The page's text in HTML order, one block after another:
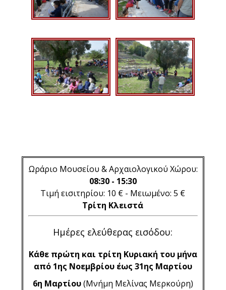
Ωράριο Μουσείου & Αρχαιολογικού Χώρου:
08:30 - 15:30
Τιμή εισιτηρίου: 10 € - Μειωμένο: 5 €
Τρίτη Κλειστά
Ημέρες ελεύθερας εισόδου:
Κάθε πρώτη και τρίτη Κυριακή του μήνα
από 1ης Νοεμβρίου έως 31ης Μαρτίου
6η Μαρτίου(Μνήμη Μελίνας Μερκούρη)